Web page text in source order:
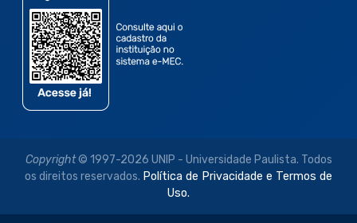
Copyright© 1997-2026 UNIP - Universidade Paulista. Todos
os direitos reservados. Política de Privacidade e Termos de
Uso.